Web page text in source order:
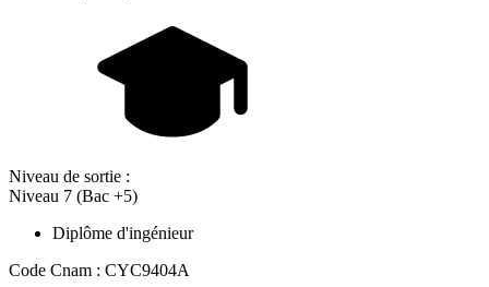
Niveau de sortie :
Niveau 7 (Bac +5)
Diplôme d'ingénieur
Code Cnam : CYC9404A